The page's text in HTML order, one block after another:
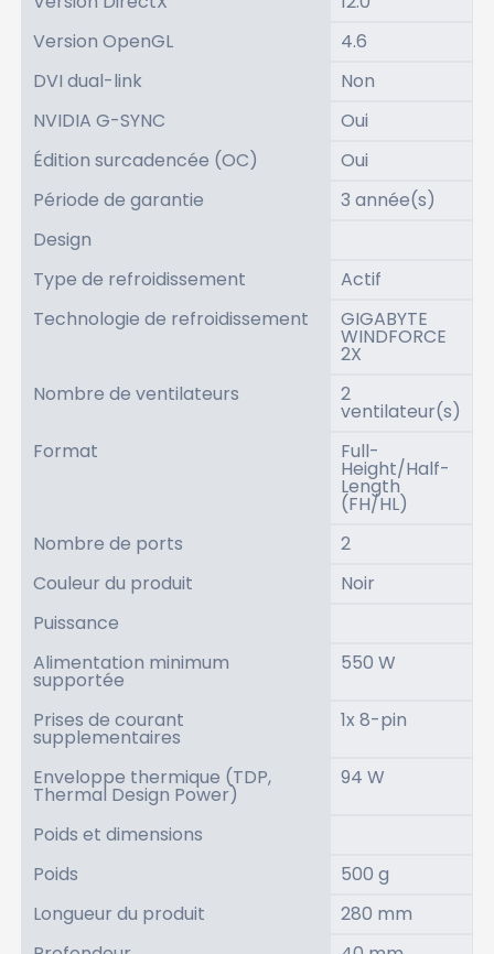
Version OpenGL
4.6
DVI dual-link
Non
NVIDIA G-SYNC
Oui
Édition surcadencée (OC)
Oui
Période de garantie
3 année(s)
Design
Type de refroidissement
Actif
Technologie de refroidissement
GIGABYTE
WINDFORCE
2X
Nombre de ventilateurs
2
ventilateur(s)
Format
Full-
Height/Half-
Length
(FH/HL)
Nombre de ports
2
Couleur du produit
Noir
Puissance
Alimentation minimum
supportée
550 W
Prises de courant
supplementaires
1x 8-pin
Enveloppe thermique (TDP,
Thermal Design Power)
94 W
Poids et dimensions
Poids
500 g
Longueur du produit
280 mm